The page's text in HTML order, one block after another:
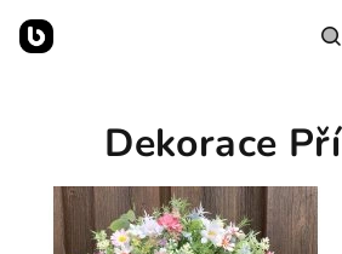
obsah
Dekorace